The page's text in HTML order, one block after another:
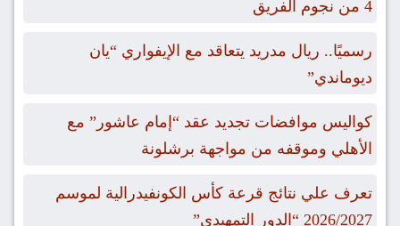
4 من نجوم الفريق
رسميًا.. ريال مدريد يتعاقد مع الإيفواري “يان
ديوماندي”
كواليس موافضات تجديد عقد “إمام عاشور” مع
الأهلي وموقفه من مواجهة برشلونة
تعرف علي نتائج قرعة كأس الكونفيدرالية لموسم
2026/2027 “الدور التمهيدي”